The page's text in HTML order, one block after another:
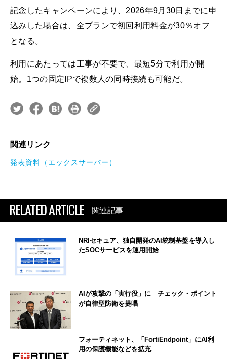
記念したキャンペーンにより、2026年9月30日までに申
込みした場合は、全プランで初回利用料金が30％オフ
となる。
利用にあたっては工事が不要で、最短5分で利用が開
始。1つの固定IPで複数人の同時接続も可能だ。
関連リンク
発表資料（エックスサーバー）
RELATED ARTICLE 関連記事
NRIセキュア、独自開発のAI統制基盤を導入し
たSOCサービスを運用開始
AIが攻撃の「実行役」に チェック・ポイント
が自律型防衛を提唱
フォーティネット、「FortiEndpoint」にAI利
用の保護機能などを拡充